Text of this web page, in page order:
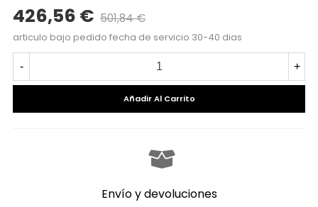
426,56 € 501,84 €
articulo bajo pedido fecha de servicio 30-40 dias
- +
Añadir Al Carrito
Envío y devoluciones